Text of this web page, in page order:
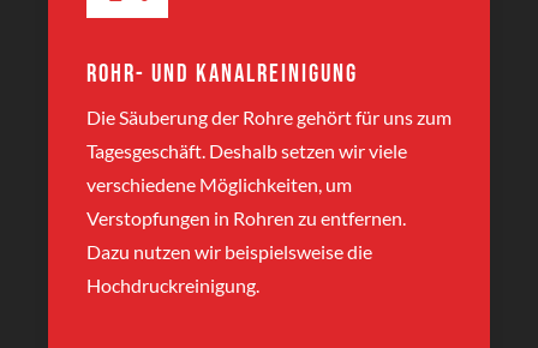
Rohr- und Kanalreinigung
Die Säuberung der Rohre gehört für uns zum
Tagesgeschäft. Deshalb setzen wir viele
verschiedene Möglichkeiten, um
Verstopfungen in Rohren zu entfernen.
Dazu nutzen wir beispielsweise die
Hochdruckreinigung.